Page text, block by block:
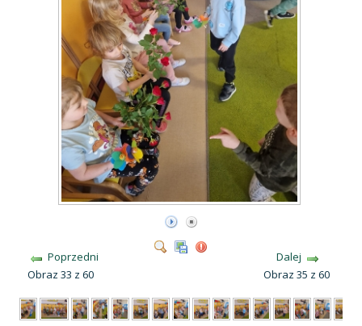
Poprzedni
Obraz 33 z 60
Dalej
Obraz 35 z 60